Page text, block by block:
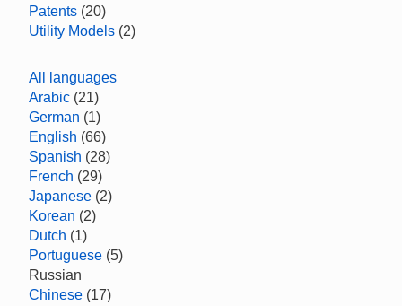
Patents (20)
Utility Models (2)
All languages
Arabic (21)
German (1)
English (66)
Spanish (28)
French (29)
Japanese (2)
Korean (2)
Dutch (1)
Portuguese (5)
Russian
Chinese (17)